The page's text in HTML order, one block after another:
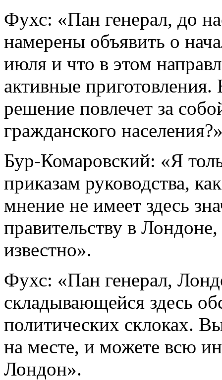
Фухс: «Пан генерал, до
намерены объявить о
июля и что в этом
активные приготовления.
решение повлечет за
гражданского
Бур-Комаровский: «Я
приказам руководства,
мнение не имеет здесь
правительству в
известно».
Фухс: «Пан генерал,
складывающейся здесь
политических склоках.
на месте, и можете всю
Лондон».